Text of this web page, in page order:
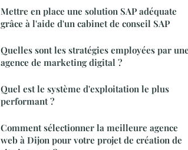
Mettre en place une solution SAP adéquate
grâce à l'aide d'un cabinet de conseil SAP
Quelles sont les stratégies employées par une
agence de marketing digital ?
Quel est le système d'exploitation le plus
performant ?
Comment sélectionner la meilleure agence
web à Dijon pour votre projet de création de